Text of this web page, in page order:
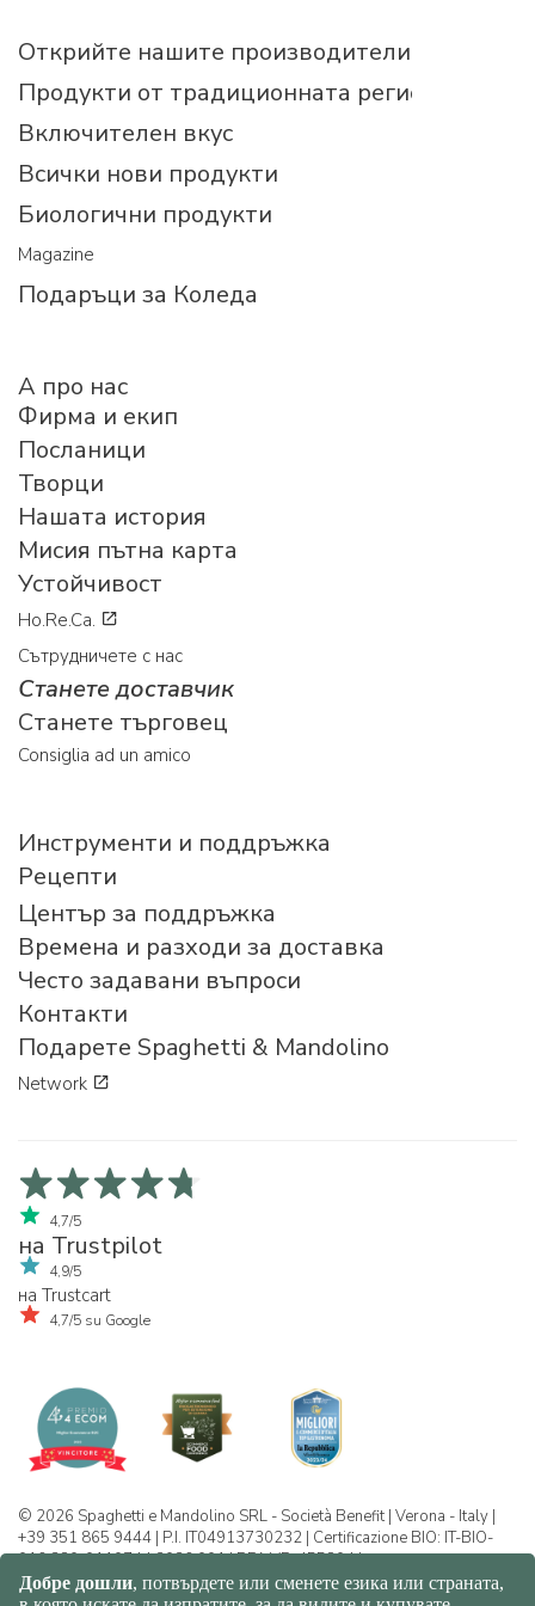
Открийте нашите производители
Продукти от традиционната регионална
Включителен вкус
Всички нови продукти
Биологични продукти
Magazine
Подаръци за Коледа
A про нас
Фирма и екип
Посланици
Творци
Нашата история
Мисия пътна карта
Устойчивост
Ho.Re.Ca.
Сътрудничете с нас
Станете доставчик
Станете търговец
Consiglia ad un amico
Инструменти и поддръжка
Рецепти
Център за поддръжка
Времена и разходи за доставка
Често задавани въпроси
Контакти
Подарете Spaghetti & Mandolino
Network
4,7/5
на Trustpilot
4,9/5
на Trustcart
4,7/5 su Google
© 2026 Spaghetti e Mandolino SRL - Società Benefit | Verona - Italy |
+39 351 865 9444 | P.I. IT04913730232 | Certificazione BIO: IT-BIO-
016.380-0110744.2026.001 | REA VR-455804 |
Политика за конфиденциалност и